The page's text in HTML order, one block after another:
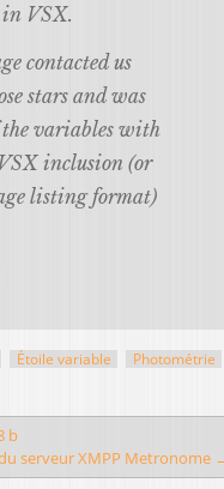
in VSX.
contacted us
stars and was
the variables with
inclusion (or
listing format)
Étoile variable
Photométrie
b
serveur XMPP Metronome